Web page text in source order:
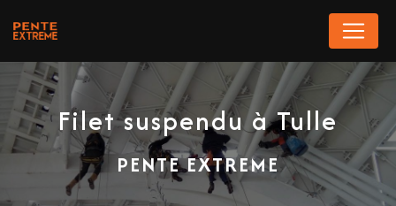
Filet suspendu à Tulle
PENTE EXTREME